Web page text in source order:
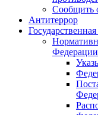
Сообщить
Антитеррор
Федерации